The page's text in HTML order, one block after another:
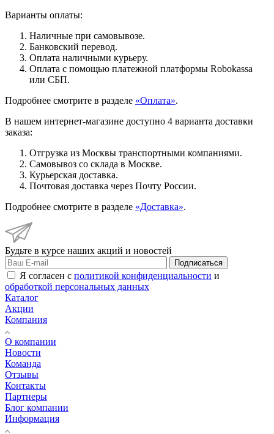
Варианты оплаты:
Наличные при самовывозе.
Банковский перевод.
Оплата наличными курьеру.
Оплата с помощью платежной платформы Robokassa
или СБП.
Подробнее смотрите в разделе «Оплата».
В нашем интернет-магазине доступно 4 варианта доставки
заказа:
Отгрузка из Москвы транспортными компаниями.
Самовывоз со склада в Москве.
Курьерская доставка.
Почтовая доставка через Почту России.
Подробнее смотрите в разделе «Доставка».
Будьте в курсе наших акций и новостей
Подписаться
Я согласен с политикой конфиденциальности и
обработкой персональных данных
Каталог
Акции
Компания
О компании
Новости
Команда
Отзывы
Контакты
Партнеры
Блог компании
Информация